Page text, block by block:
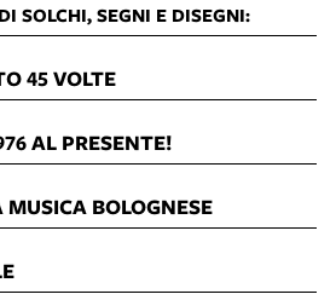
SOLCHI, SEGNI E DISEGNI:
45 VOLTE
AL PRESENTE!
BOLOGNESE